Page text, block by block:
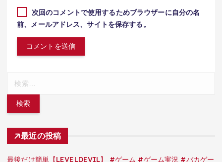
次回のコメントで使用するためブラウザーに自分の名
前、メールアドレス、サイトを保存する。
最近の投稿
最後だけ簡単【LEVELDEVIL】 #ゲーム #ゲーム実況 #バカゲー